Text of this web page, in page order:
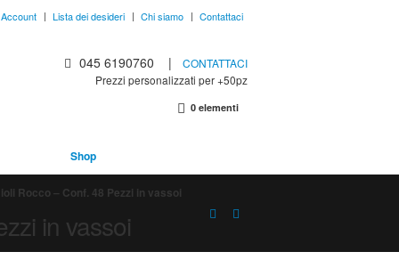
Lista dei desideri Chi siamo Contattaci
045 6190760 |
CONTATTACI
Prezzi personalizzati per +50pz
0 elementi
Shop
Rocco – Conf. 48 Pezzi in vassoi
in vassoi